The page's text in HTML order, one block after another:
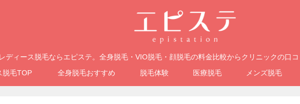
レディース脱毛ならエピステ。全身脱毛・VIO脱毛・顔脱毛の料金比較からクリニックの口
脱毛TOP
全身脱毛おすすめ 脱毛体験 医療脱毛 メンズ脱毛